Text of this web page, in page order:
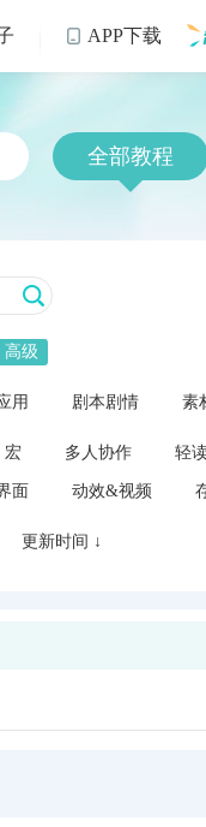
 APP下载
全部教程
高级
用 剧本剧情 素
宏 多人协作 轻
面 动效&视频
更新时间 ↓